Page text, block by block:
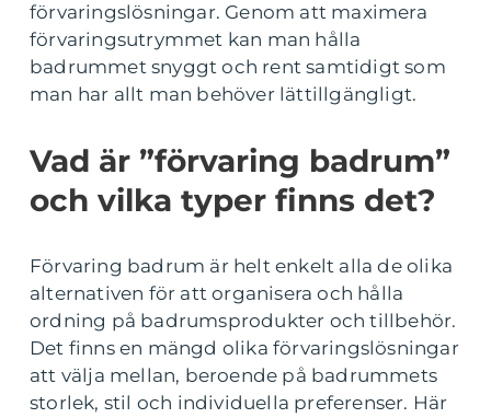
förvaringslösningar. Genom att maximera
förvaringsutrymmet kan man hålla
badrummet snyggt och rent samtidigt som
man har allt man behöver lättillgängligt.
Vad är ”förvaring badrum”
och vilka typer finns det?
Förvaring badrum är helt enkelt alla de olika
alternativen för att organisera och hålla
ordning på badrumsprodukter och tillbehör.
Det finns en mängd olika förvaringslösningar
att välja mellan, beroende på badrummets
storlek, stil och individuella preferenser. Här